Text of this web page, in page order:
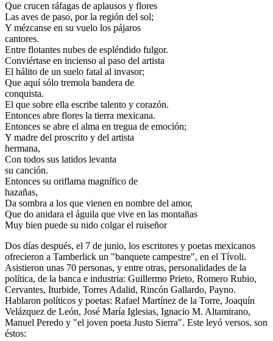
Que crucen ráfagas de aplausos y flores
Las aves de paso, por la región del sol;
Y mézcanse en su vuelo los pájaros
cantores.
Entre flotantes nubes de espléndido fulgor.
Conviértase en incienso al paso del artista
El hálito de un suelo fatal al invasor;
Que aquí sólo tremola bandera de
conquista.
El que sobre ella escribe talento y corazón.
Entonces abre flores la tierra mexicana.
Entonces se abre el alma en tregua de emoción;
Y madre del proscrito y del artista
hermana,
Con todos sus latidos levanta
su canción.
Entonces su oriflama magnífico de
hazañas,
Da sombra a los que vienen en nombre del amor,
Que do anidara el águila que vive en las montañas
Muy bien puede su nido colgar el ruiseñor
Dos días después, el 7 de junio, los escritores y poetas mexicanos
ofrecieron a Tamberlick un "banquete campestre", en el Tívoli.
Asistieron unas 70 personas, y entre otras, personalidades de la
política, de la banca e industria: Guillermo Prieto, Romero Rubio,
Cervantes, Iturbide, Torres Adalid, Rincón Gallardo, Payno.
Hablaron políticos y poetas: Rafael Martínez de la Torre, Joaquín
Velázquez de León, José María Iglesias, Ignacio M. Altamirano,
Manuel Peredo y "el joven poeta Justo Sierra". Este leyó versos, son
éstos: